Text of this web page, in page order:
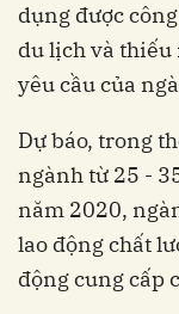
dụng được
du lịch và thiếu
yêu cầu của
Dự báo, trong
ngành từ 25 -
năm 2020,
lao động chất
động cung cấp